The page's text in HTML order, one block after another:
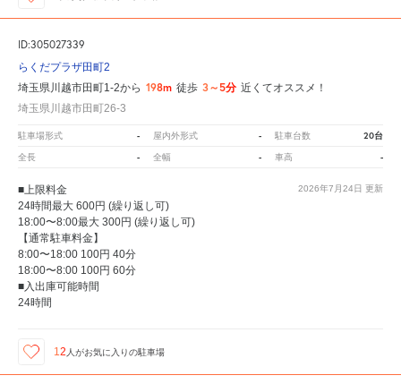
ID:305027339
らくだプラザ田町2
埼玉県川越市田町1-2から 198m 徒歩 3～5分 近くてオススメ！
埼玉県川越市田町26-3
駐車場形式 - 屋内外形式 - 駐車台数 20台
全長 - 全幅 - 車高 -
2026年7月24日 更新
■上限料金
24時間最大 600円 (繰り返し可)
18:00〜8:00最大 300円 (繰り返し可)
【通常駐車料金】
8:00〜18:00 100円 40分
18:00〜8:00 100円 60分
■入出庫可能時間
24時間
12 人がお気に入りの駐車場